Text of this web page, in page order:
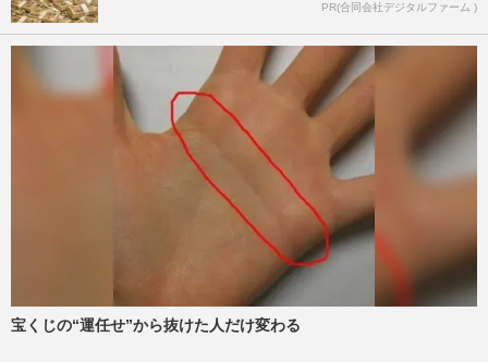
PR(合同会社デジタルファーム )
宝くじの“運任せ”から抜けた人だけ変わる